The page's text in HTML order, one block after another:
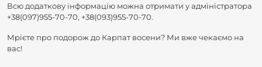
Всю додаткову інформацію можна отримати у адміністратора
+38(097)955-70-70, +38(093)955-70-70.
Мрієте про подорож до Карпат восени? Ми вже чекаємо на
вас!